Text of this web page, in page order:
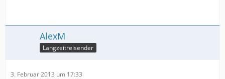
AlexM
Langzeitreisender
3. Februar 2013 um 17:33